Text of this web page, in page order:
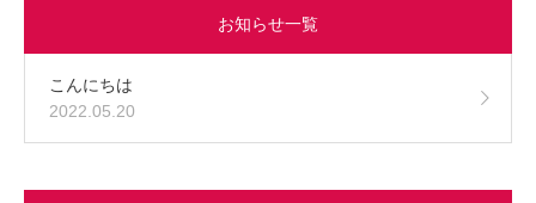
お知らせ一覧
こんにちは
2022.05.20